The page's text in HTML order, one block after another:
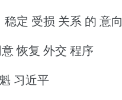
定 受损 关系 的 意向
恢复 外交 程序
习近平